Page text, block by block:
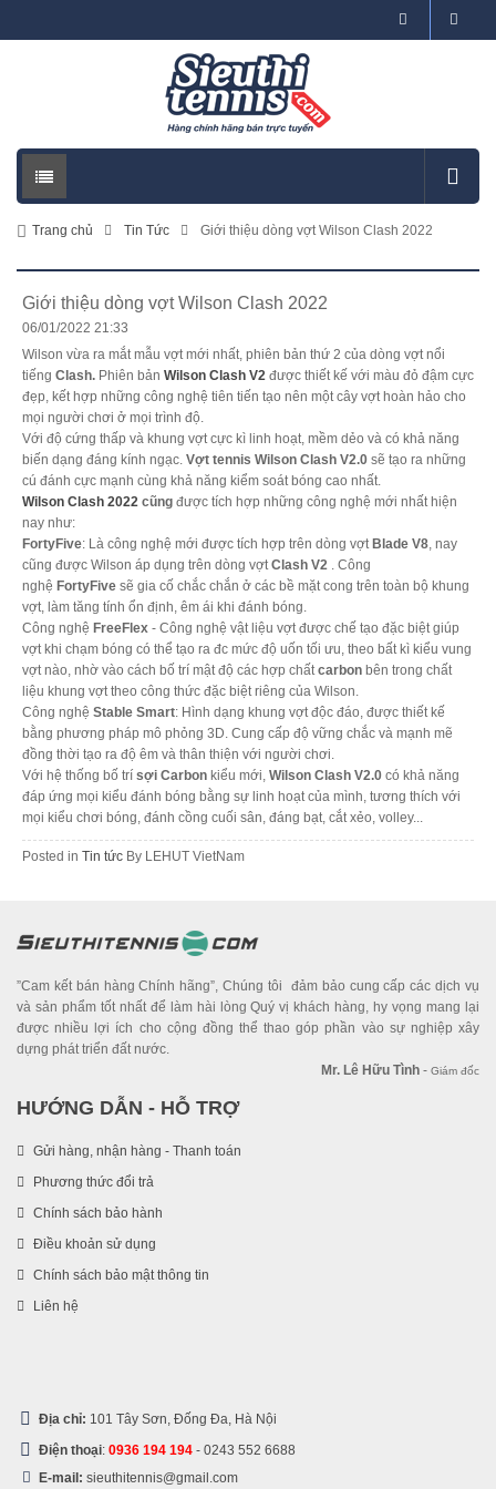
Trang chủ Tin Tức Giới thiệu dòng vợt Wilson Clash 2022
Giới thiệu dòng vợt Wilson Clash 2022
06/01/2022 21:33
Wilson vừa ra mắt mẫu vợt mới nhất, phiên bản thứ 2 của dòng vợt nổi
tiếng Clash. Phiên bản Wilson Clash V2 được thiết kế với màu đỏ đậm cực
đẹp, kết hợp những công nghệ tiên tiến tạo nên một cây vợt hoàn hảo cho
mọi người chơi ở mọi trình độ.
Với độ cứng thấp và khung vợt cực kì linh hoạt, mềm dẻo và có khả năng
biến dạng đáng kính ngạc. Vợt tennis Wilson Clash V2.0 sẽ tạo ra những
cú đánh cực mạnh cùng khả năng kiểm soát bóng cao nhất.
Wilson Clash 2022 cũng được tích hợp những công nghệ mới nhất hiện
nay như:
FortyFive: Là công nghệ mới được tích hợp trên dòng vợt Blade V8, nay
cũng được Wilson áp dụng trên dòng vợtClash V2 . Công
nghệ FortyFive sẽ gia cố chắc chắn ở các bề mặt cong trên toàn bộ khung
vợt, làm tăng tính ổn định, êm ái khi đánh bóng.
Công nghệ FreeFlex - Công nghệ vật liệu vợt được chế tạo đặc biệt giúp
vợt khi chạm bóng có thể tạo ra đc mức độ uốn tối ưu, theo bất kì kiểu vung
vợt nào, nhờ vào cách bố trí mật độ các hợp chấtcarbon bên trong chất
liệu khung vợt theo công thức đặc biệt riêng của Wilson.
Công nghệ Stable Smart: Hình dạng khung vợt độc đáo, được thiết kế
bằng phương pháp mô phỏng 3D. Cung cấp độ vững chắc và mạnh mẽ
đồng thời tạo ra độ êm và thân thiện với người chơi.
Với hệ thống bố trí sợi Carbon kiểu mới, Wilson Clash V2.0 có khả năng
đáp ứng mọi kiểu đánh bóng bằng sự linh hoạt của mình, tương thích với
mọi kiểu chơi bóng, đánh cồng cuối sân, đáng bạt, cắt xẻo, volley...
Posted in Tin tức By LEHUT VietNam
”Cam kết bán hàng Chính hãng”, Chúng tôi đảm bảo cung cấp các dịch vụ
và sản phẩm tốt nhất để làm hài lòng Quý vị khách hàng, hy vọng mang lại
được nhiều lợi ích cho cộng đồng thể thao góp phần vào sự nghiệp xây
dựng phát triển đất nước.
Mr. Lê Hữu Tình - Giám đốc
HƯỚNG DẪN - HỖ TRỢ
Gửi hàng, nhận hàng - Thanh toán
Phương thức đổi trả
Chính sách bảo hành
Điều khoản sử dụng
Chính sách bảo mật thông tin
Liên hệ
Địa chỉ: 101 Tây Sơn, Đống Đa, Hà Nội
Điện thoại: 0936 194 194 - 0243 552 6688
E-mail: sieuthitennis@gmail.com